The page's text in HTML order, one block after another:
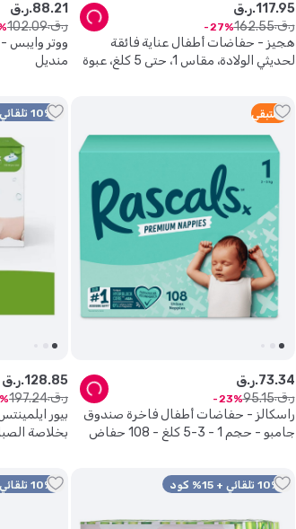
هجيز - حفاضات أطفال عناية فائقة
لحديثي الولادة، مقاس 1، حتى 5 كلغ، عبوة
ر.ق.117.95
ر.ق.
162.55
27
منديل
ر.ق.88.21
ر.ق.
102.09
5 متبقي
راسكالز - حفاضات أطفال فاخرة صندوق
جامبو - حجم 1 - 3-5 كلغ - 108 حفاض
ر.ق.73.34
ر.ق.
95.15
23
10% تلقائي + 15% كود
ر.ق.128.85
ر.ق.
197.24
10% تلقائي + 15% كود 10% تلقائي + 15% كود